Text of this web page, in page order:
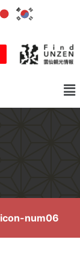
icon-num06